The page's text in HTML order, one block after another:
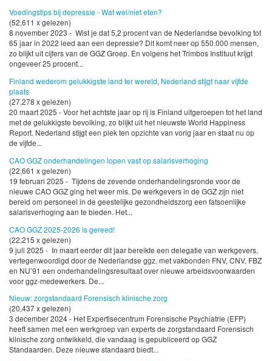
Voedingstips bij depressie - Wat wel/niet eten?
(52,611 x gelezen)
8 november 2023 - Wist je dat 5,2 procent van de Nederlandse bevolking tot
65 jaar in 2022 leed aan een depressie? Dit komt neer op 550.000 mensen,
zo blijkt uit cijfers van de GGZ Groep. En volgens het Trimbos Instituut krijgt
ongeveer 25 procent...
Finland wederom gelukkigste land ter wereld, Nederland stijgt naar vijfde
plaats
(27,278 x gelezen)
20 maart 2025 - Voor het achtste jaar op rij is Finland uitgeroepen tot het land
met de gelukkigste bevolking, zo blijkt uit het nieuwste World Happiness
Report. Nederland stijgt een plek ten opzichte van vorig jaar en staat nu op
de vijfde...
CAO GGZ onderhandelingen lopen vast op salarisverhoging
(22,661 x gelezen)
19 februari 2025 - Tijdens de zevende onderhandelingsronde voor de
nieuwe CAO GGZ ging het weer mis. De werkgevers in de GGZ zijn niet
bereid om personeel in de geestelijke gezondheidszorg een fatsoenlijke
salarisverhoging aan te bieden. Het...
CAO GGZ 2025-2026 is gereed!
(22,215 x gelezen)
9 juli 2025 - In maart eerder dit jaar bereikte een delegatie van werkgevers,
vertegenwoordigd door de Nederlandse ggz, met vakbonden FNV, CNV, FBZ
en NU’91 een onderhandelingsresultaat over nieuwe arbeidsvoorwaarden
voor ggz-medewerkers. De...
Nieuw: zorgstandaard Forensisch klinische zorg
(20,437 x gelezen)
3 december 2024 - Het Expertisecentrum Forensische Psychiatrie (EFP)
heeft samen met een werkgroep van experts de zorgstandaard Forensisch
klinische zorg ontwikkeld, die vandaag is gepubliceerd op GGZ
Standaarden. Deze nieuwe standaard biedt...